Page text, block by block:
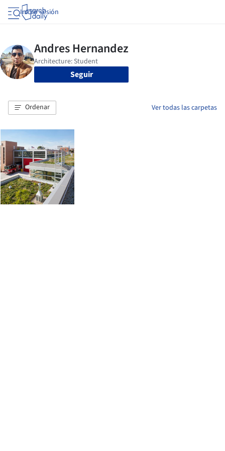
Iniciar sesión
Seguir
Ordenar Ver todas las carpetas